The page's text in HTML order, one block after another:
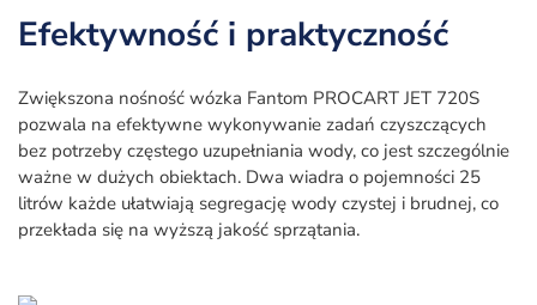
Efektywność i praktyczność
Zwiększona nośność wózka Fantom PROCART JET 720S
pozwala na efektywne wykonywanie zadań czyszczących
bez potrzeby częstego uzupełniania wody, co jest szczególnie
ważne w dużych obiektach. Dwa wiadra o pojemności 25
litrów każde ułatwiają segregację wody czystej i brudnej, co
przekłada się na wyższą jakość sprzątania.